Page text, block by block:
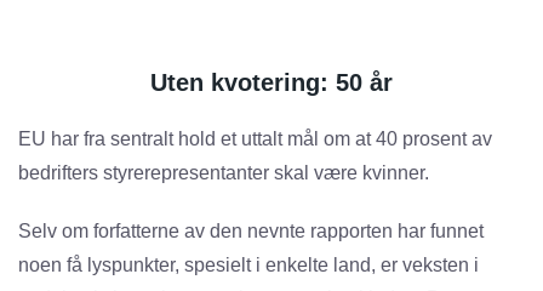
Uten kvotering: 50 år
EU har fra sentralt hold et uttalt mål om at 40 prosent av
bedrifters styrerepresentanter skal være kvinner.
Selv om forfatterne av den nevnte rapporten har funnet
noen få lyspunkter, spesielt i enkelte land, er veksten i